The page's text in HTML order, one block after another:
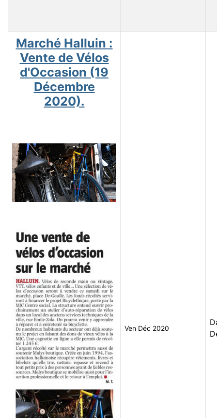
Marché Halluin :
Vente de Vélos
d'Occasion (19
Décembre
2020).
Ven Déc 2020